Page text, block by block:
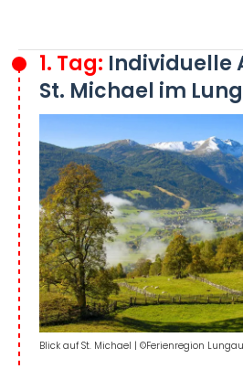
1. Tag: Individuelle
St. Michael im
Blick auf St. Michael | ©Ferienregion Lungau